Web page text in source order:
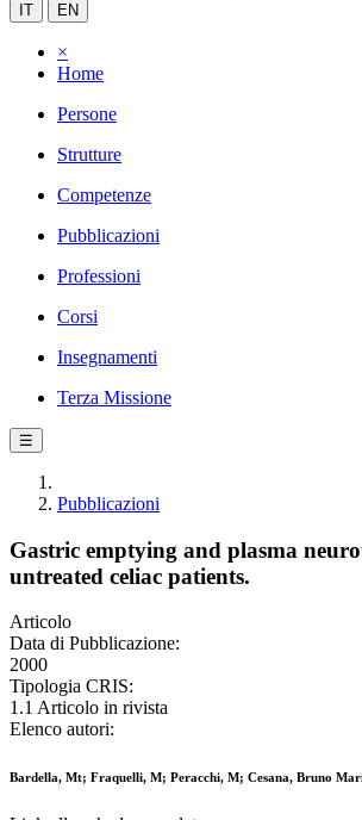
IT EN
×
Home
Persone
Strutture
Competenze
Pubblicazioni
Professioni
Corsi
Insegnamenti
Terza Missione
☰
Pubblicazioni
Gastric emptying and plasma
untreated celiac patients.
Articolo
Data di Pubblicazione:
2000
Tipologia CRIS:
1.1 Articolo in rivista
Elenco autori:
Bardella, Mt; Fraquelli, M; Peracchi, M; Cesana, Bruno